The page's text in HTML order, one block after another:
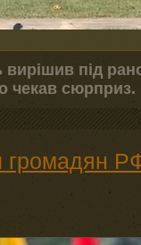
під
чекав сюрприз.